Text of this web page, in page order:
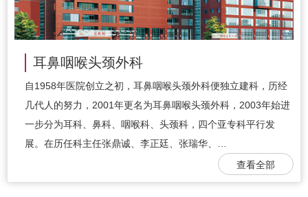
耳鼻咽喉头颈外科
自1958年医院创立之初，耳鼻咽喉头颈外科便独立建科，历经
几代人的努力，2001年更名为耳鼻咽喉头颈外科，2003年始进
一步分为耳科、鼻科、咽喉科、头颈科，四个亚专科平行发
展。在历任科主任张鼎诚、李正廷、张瑞华、…
查看全部